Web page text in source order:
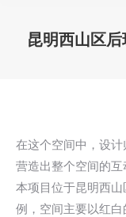
昆明西山区
在这个空间中，设计
营造出整个空间的互
本项目位于昆明西
例，空间主要以红